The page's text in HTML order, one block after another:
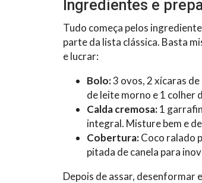
Ingredientes e
Tudo começa pelos
parte da lista clássica. Basta
e lucrar:
Bolo:3 ovos, 2 xícaras
de leite morno e 1 colher
Calda cremosa:1
integral. Misture bem e
Cobertura:Coco ralado
pitada de canela para
Depois de assar, desenformar